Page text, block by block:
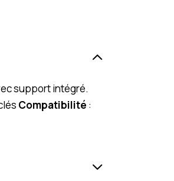
support intégré.
Compatibilité :